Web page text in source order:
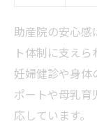
助産院の安心感
ト体制に支えら
妊婦健診や身体
ポートや母乳
応しています。